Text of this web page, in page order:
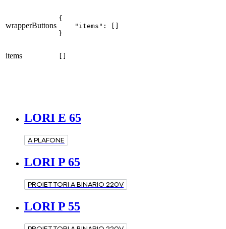
wrapperButtons
{
    "items": []
}
items []
LORI E 65
A PLAFONE
LORI P 65
PROIETTORI A BINARIO 220V
LORI P 55